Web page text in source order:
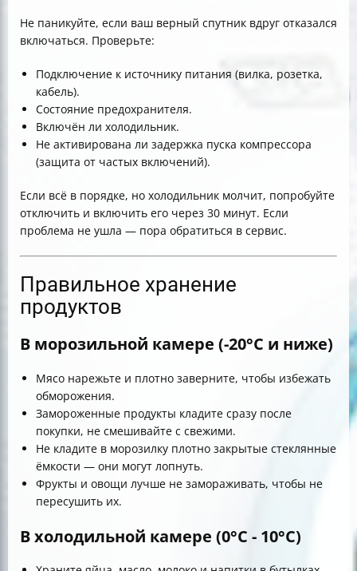
Не паникуйте, если ваш верный спутник вдруг отказался
включаться. Проверьте:
Подключение к источнику питания (вилка, розетка,
кабель).
Состояние предохранителя.
Включён ли холодильник.
Не активирована ли задержка пуска компрессора
(защита от частых включений).
Если всё в порядке, но холодильник молчит, попробуйте
отключить и включить его через 30 минут. Если
проблема не ушла — пора обратиться в сервис.
Правильное хранение
продуктов
В морозильной камере (-20°C и ниже)
Мясо нарежьте и плотно заверните, чтобы избежать
обморожения.
Замороженные продукты кладите сразу после
покупки, не смешивайте с свежими.
Не кладите в морозилку плотно закрытые стеклянные
ёмкости — они могут лопнуть.
Фрукты и овощи лучше не замораживать, чтобы не
пересушить их.
В холодильной камере (0°C - 10°C)